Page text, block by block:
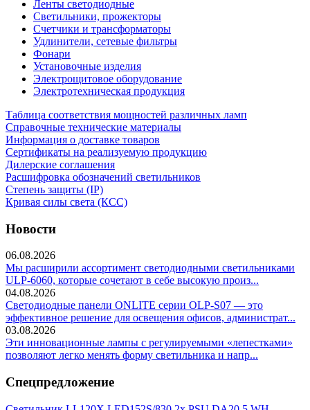
Ленты светодиодные
Светильники, прожекторы
Счетчики и трансформаторы
Удлинители, сетевые фильтры
Фонари
Установочные изделия
Электрощитовое оборудование
Электротехническая продукция
Таблица соответствия мощностей различных ламп
Справочные технические материалы
Информация о доставке товаров
Сертификаты на реализуемую продукцию
Дилерские соглашения
Расшифровка обозначений светильников
Степень защиты (IP)
Кривая силы света (КСС)
Новости
06.08.2026
Мы расширили ассортимент светодиодными светильниками
ULP-6060, которые сочетают в себе высокую произ...
04.08.2026
Светодиодные панели ONLITE серии OLP-S07 — это
эффективное решение для освещения офисов, администрат...
03.08.2026
Эти инновационные лампы с регулируемыми «лепестками»
позволяют легко менять форму светильника и напр...
Спецпредложение